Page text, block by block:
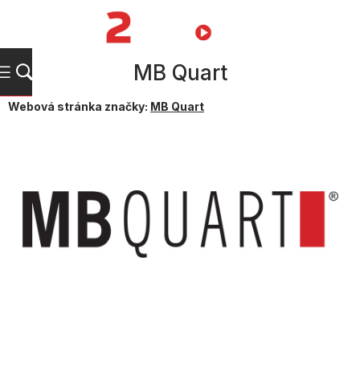
MB Quart
Webová stránka značky: MB Quart